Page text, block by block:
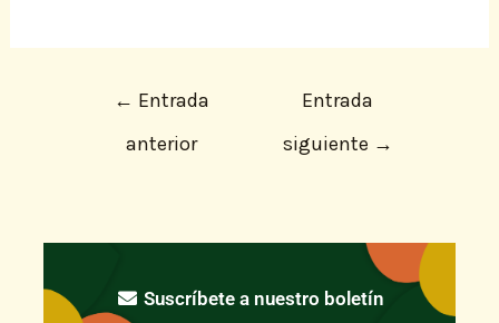
← Entrada
anterior
Entrada
siguiente →
Suscríbete a nuestro boletín